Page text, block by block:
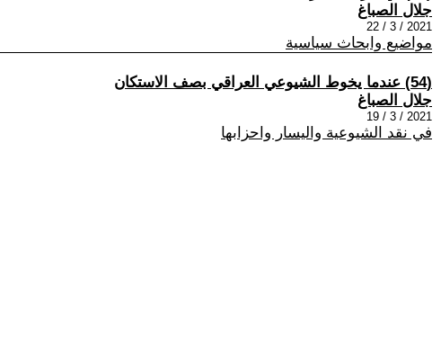
جلال الصباغ
2021 / 3 / 22
مواضيع وابحاث سياسية
(54) عندما يخوط الشيوعي العراقي بصف الاستكان
جلال الصباغ
2021 / 3 / 19
في نقد الشيوعية واليسار واحزابها